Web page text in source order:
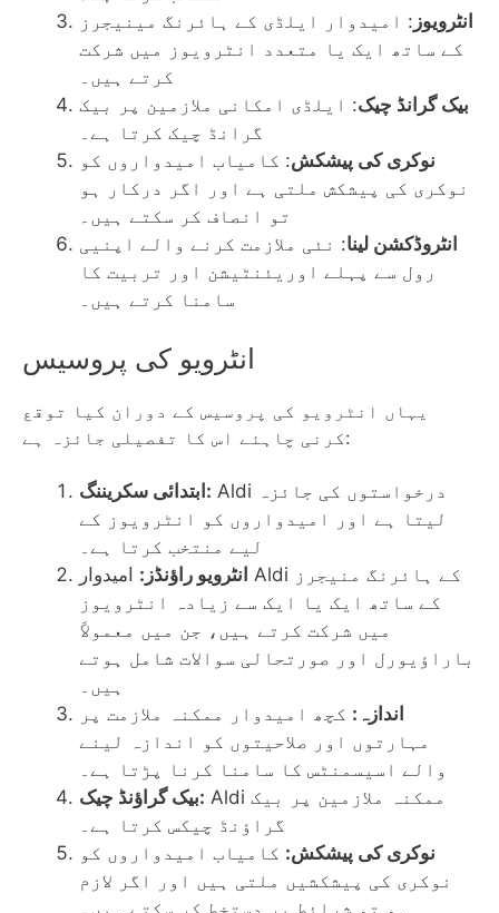
انٹرویوز : امیدوار ایلڈی کے ہائرنگ مینیجرز
کے ساتھ ایک یا متعدد انٹرویوز میں شرکت
کرتے ہیں۔
بیک گرانڈ چیک: ایلڈی امکانی ملازمین پر بیک
گرانڈ چیک کرتا ہے۔
نوکری کی پیشکش: کامیاب امیدواروں کو
نوکری کی پیشکش ملتی ہے اور اگر درکار ہو
تو انصاف کر سکتے ہیں۔
انٹروڈکشن لینا: نئی ملازمت کرنے والے اپنیی
رول سے پہلے اوریئنٹیشن اور تربیت کا
سامنا کرتے ہیں۔
انٹرویو کی پروسیس
یہاں انٹرویو کی پروسیس کے دوران کیا توقع
کرنی چاہئے اس کا تفصیلی جائزہ ہے:
ابتدائی سکریننگ: Aldi درخواستوں کی جائزہ
لیتا ہے اور امیدواروں کو انٹرویوز کے
لیے منتخب کرتا ہے۔
انٹرویو راؤنڈز: امیدوار Aldi کے ہائرنگ منیجرز
کے ساتھ ایک یا ایک سے زیادہ انٹرویوز
میں شرکت کرتے ہیں، جن میں معمولاً
باراؤیورل اور صورتحالی سوالات شامل ہوتے
ہیں۔
اندازہ: کچھ امیدوار ممکنہ ملازمت پر
مہارتوں اور صلاحیتوں کو اندازہ لینے
والے اسیسمنٹس کا سامنا کرنا پڑتا ہے۔
بیک گراؤنڈ چیک: Aldi ممکنہ ملازمین پر بیک
گراؤنڈ چیکس کرتا ہے۔
نوکری کی پیشکش: کامیاب امیدواروں کو
نوکری کی پیشکشیں ملتی ہیں اور اگر لازم